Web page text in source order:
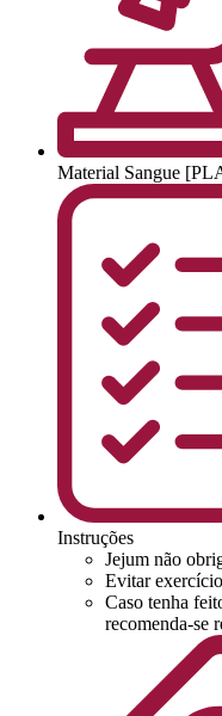
Material Sangue
Instruções
Jejum não
Evitar
Caso tenha
recomenda-se